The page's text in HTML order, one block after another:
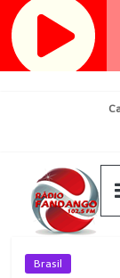
Pular
para
Brasil